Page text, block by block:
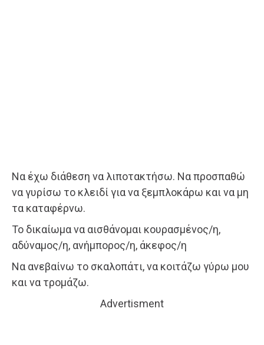
Να έχω διάθεση να λιποτακτήσω. Να προσπαθώ
να γυρίσω το κλειδί για να ξεμπλοκάρω και να μη
τα καταφέρνω.
Το δικαίωμα να αισθάνομαι κουρασμένος/η,
αδύναμος/η, ανήμπορος/η, άκεφος/η
Να ανεβαίνω το σκαλοπάτι, να κοιτάζω γύρω μου
και να τρομάζω.
Advertisment